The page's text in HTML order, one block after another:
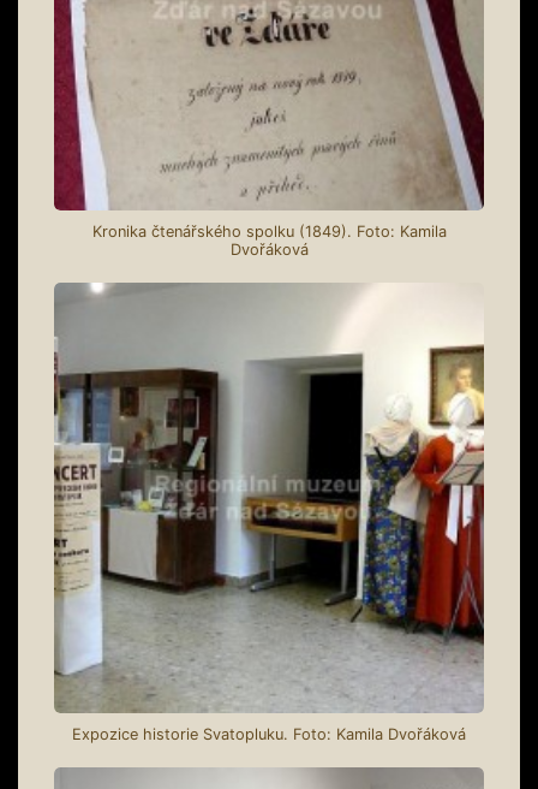
Kronika čtenářského spolku (1849). Foto: Kamila
Dvořáková
Expozice historie Svatopluku. Foto: Kamila Dvořáková